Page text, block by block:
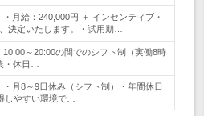
・月給：240,000円 ＋ インセンティブ・
決定いたします。・試用期…
10:00～20:00の間でのシフト制（実働8時
・休日…
・月8～9日休み（シフト制）・年間休日
しやすい環境で…